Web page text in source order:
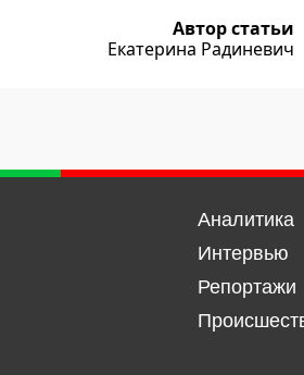
Автор статьи
Екатерина Радиневич
Аналитика
Интервью
Репортажи